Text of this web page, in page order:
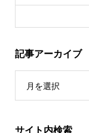
記事アーカイブ
月を選択
サイト内検索